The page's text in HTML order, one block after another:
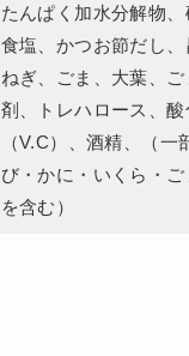
たんぱく加水分解物、
食塩、かつお節だし
ねぎ、ごま、大葉、
剤、トレハロース、酸
（V.C）、酒精、（一
び・かに・いくら・
を含む）